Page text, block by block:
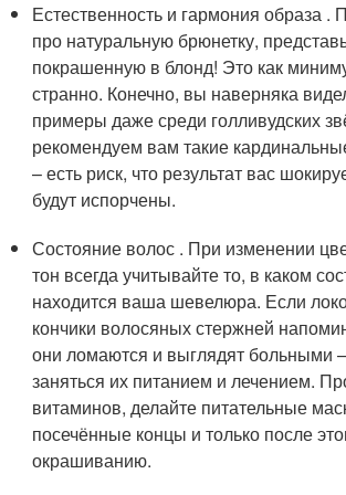
Естественность и гармония образа .
про натуральную брюнетку,
покрашенную в блонд! Это как
странно. Конечно, вы наверняка
примеры даже среди голливудских
рекомендуем вам такие
– есть риск, что результат вас
будут испорчены.
Состояние волос . При изменении
тон всегда учитывайте то, в каком
находится ваша шевелюра. Если
кончики волосяных стержней
они ломаются и выглядят больными
заняться их питанием и лечением.
витаминов, делайте питательные
посечённые концы и только после
окрашиванию.